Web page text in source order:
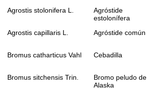
Agrostis stolonifera L.
Agróstide
estolonífera
Agrostis capillaris L. Agróstide común
Bromus catharticus Vahl Cebadilla
Bromus sitchensis Trin.
Bromo peludo de
Alaska